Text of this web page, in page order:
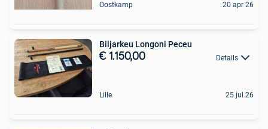
Oostkamp 20 apr 26
Biljarkeu Longoni Peceu
€ 1.150,00 Details
Lille 25 jul 26